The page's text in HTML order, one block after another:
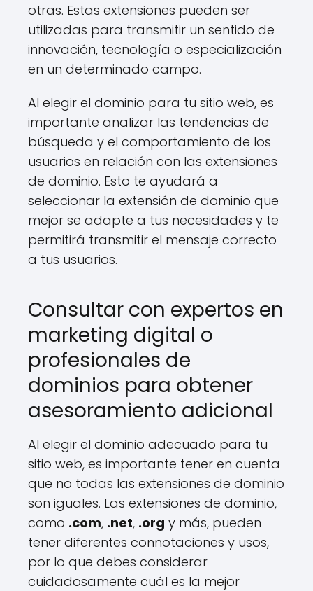
otras. Estas extensiones pueden ser
utilizadas para transmitir un sentido de
innovación, tecnología o especialización
en un determinado campo.
Al elegir el dominio para tu sitio web, es
importante analizar las tendencias de
búsqueda y el comportamiento de los
usuarios en relación con las extensiones
de dominio. Esto te ayudará a
seleccionar la extensión de dominio que
mejor se adapte a tus necesidades y te
permitirá transmitir el mensaje correcto
a tus usuarios.
Consultar con expertos en
marketing digital o
profesionales de
dominios para obtener
asesoramiento adicional
Al elegir el dominio adecuado para tu
sitio web, es importante tener en cuenta
que no todas las extensiones de dominio
son iguales. Las extensiones de dominio,
como .com, .net, .org y más, pueden
tener diferentes connotaciones y usos,
por lo que debes considerar
cuidadosamente cuál es la mejor